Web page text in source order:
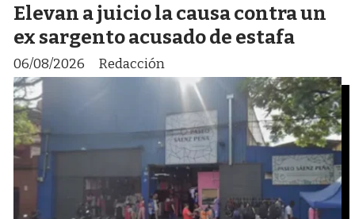
Elevan a juicio la causa contra un
ex sargento acusado de estafa
Redacción
06/08/2026